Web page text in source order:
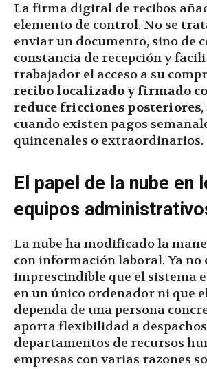
La firma digital de recibos
elemento de control. No se
enviar un documento, sino de
constancia de recepción y
trabajador el acceso a su
recibo localizado y firmado
reduce fricciones posteriores
cuando existen pagos
quincenales o extraordinarios.
El papel de la nube en
equipos
La nube ha modificado la
con información laboral. Ya no
imprescindible que el sistema
en un único ordenador ni que
dependa de una persona
aporta flexibilidad a
departamentos de recursos
empresas con varias razones